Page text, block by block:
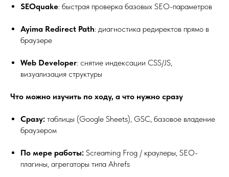
SEOquake: быстрая проверка базовых SEO-параметров
Ayima Redirect Path: диагностика редиректов прямо в
браузере
Web Developer: снятие индексации CSS/JS,
визуализация структуры
Что можно изучить по ходу, а что нужно сразу
Сразу: таблицы (Google Sheets), GSC, базовое владение
браузером
По мере работы: Screaming Frog / краулеры, SEO-
плагины, агрегаторы типа Ahrefs